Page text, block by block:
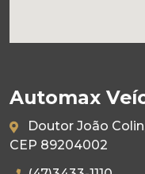
Automax
Doutor João
CEP 89204002